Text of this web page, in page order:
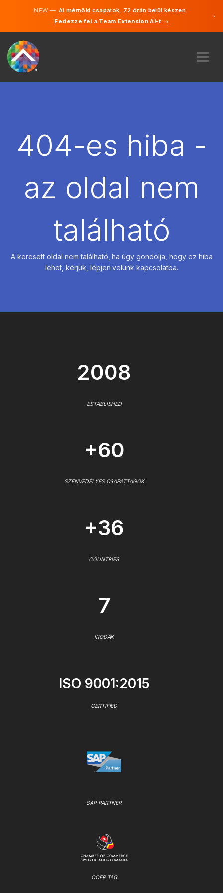
NEW —AI mérnöki csapatok, 72 órán belül készen.
Fedezze fel a Team Extension AI-t →
×
BÉREL
404-es hiba -
az oldal nem
található
A keresett oldal nem található, ha úgy gondolja, hogy ez hiba
lehet, kérjük, lépjen velünk kapcsolatba.
2008
ESTABLISHED
+60
SZENVEDÉLYES CSAPATTAGOK
+36
COUNTRIES
7
IRODÁK
ISO 9001:2015
CERTIFIED
SAP PARTNER
CCER TAG